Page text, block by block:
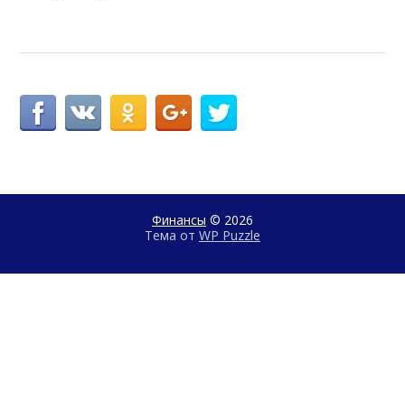
Финансы © 2026
Тема от WP Puzzle